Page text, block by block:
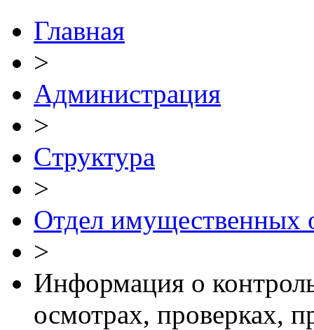
Главная
>
Администрация
>
Cтруктура
>
Отдел имущественных
>
Информация о
осмотрах, проверках,